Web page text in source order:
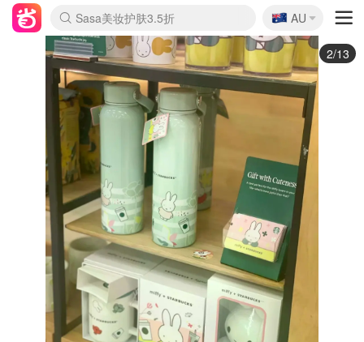
lululemon折扣上新
Sasa美妆护肤3.5折
SSENSE年中3折
FreshBeauty好价汇总
Cettire降价+叠9折
Farfetch折上8折
WWS Coles超市实拍
viagogo二手票捡漏
Myer清仓1折起
The Outnet奢牌1折起
David Jones 3折起
Flannels大牌1折
Perfumes Club护肤1折
AMIRO返校季6.2折
Oweek抽奖送Airpods
Amazon折扣汇总
eToro入金$200送$50
Amazon数码好物
ICONIC本周7.5折
ThedoubleF高奢地板价
Moose Knuckles 6折
丝芙兰5折起
EUFY官网3.7折起
Selenichast首饰2折
Trip机票酒店促销
YSL送5件彩妆礼
Amazon家居好物
BIGBANG巡演开票
David Jones时尚3折
Amazon美妆护肤
雅漾大喷$8
过敏原检测盒$33
伊索独家赠50ml沐浴露
科颜氏清仓3折
SEALIFE海洋馆门票6折
丝塔芙大白罐$16
订阅Newsletter送香薰
Cult Beauty 6.8折
Harrods圣诞日历2.3折
LN-CC奢牌私促3折
d'Alba空姐喷雾$16
EVE LOM套装逆天2折
Bernardelli独家4折
Adore Beauty 6折起
CT圣诞日历
Mytheresa奢品2.7折
Luxury Escapes 9折
Currentbody美容仪9折
卡诗9折+赠4件礼
MOON Garden Live
ALLSAINTS美衣3折
Roborock扫地机3.7折
Tingo Life水杯$24
Valentino官网5折
CR洗发护发6.3折
🇦🇺
AU
3/13